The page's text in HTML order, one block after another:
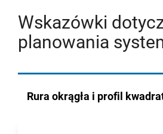
Wskazówki
planowania
Rura okrągła i profil